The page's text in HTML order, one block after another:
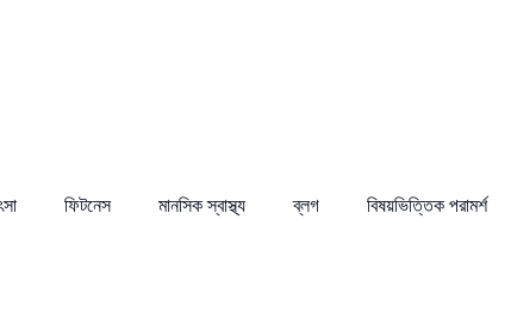
ফিটনেস মানসিক স্বাস্থ্য ব্লগ বিষয়ভিত্তিক পরামর্শ